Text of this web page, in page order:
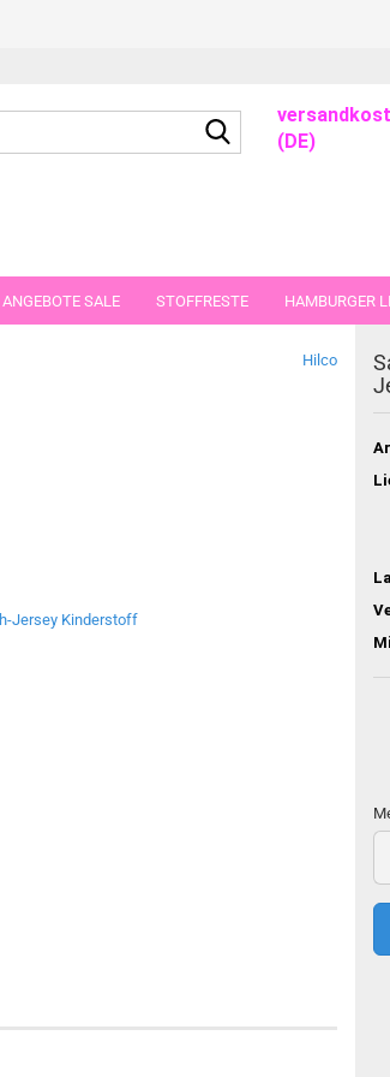
Suche...
(DE)
ANGEBOTE SALE STOFFRESTE HAMBURGER
STOFFE IN STÜCKEN VON 25
Hilco